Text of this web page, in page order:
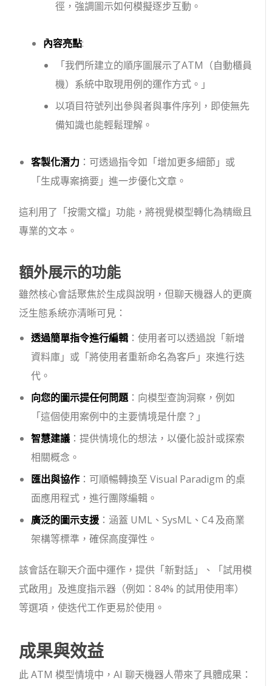
徑，強調圖示如何模擬逐步互動。
內容亮點:
「我們所建立的順序圖展示了ATM（自動櫃員
機）系統中取現用例的運作方式。」
以項目符號列出參與者與事件序列，即使無先
備知識也能輕鬆理解。
客製化潛力 ：可透過指令如「增加更多細節」或
「生成專案摘要」進一步優化文章。
這利用了「按需文檔」功能，將視覺模型轉化為精緻且
專業的文本。
額外展示的功能
雖然核心會話聚焦於生成與說明，但聊天機器人的更廣
泛生態系統亦清晰可見：
透過簡單指令進行編輯 ：使用者可以透過說「新增
資料庫」或「將使用者重新命名為客戶」來進行迭
代。
向您的圖示提任何問題：向模型查詢洞察，例如
「這個使用案例中的主要情境是什麼？」
智慧建議 ：提供情境化的想法，以優化設計或探索
相關概念。
匯出與協作 ：可順暢轉換至 Visual Paradigm 的桌
面應用程式，進行團隊編輯。
廣泛的圖示支援 ：涵蓋 UML、SysML、C4 及商業
架構等標準，確保高度彈性。
該會話在聊天介面中運作，提供「新對話」、「試用模
式啟用」及進度指示器（例如：84% 的試用使用率）
等選項，使迭代工作更易於使用。
成果與效益
此 ATM 模型情境中，AI 聊天機器人帶來了具體成果：